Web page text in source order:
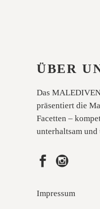
ÜBER
Das
präsentiert die
Facetten –
unterhaltsam
Impressum